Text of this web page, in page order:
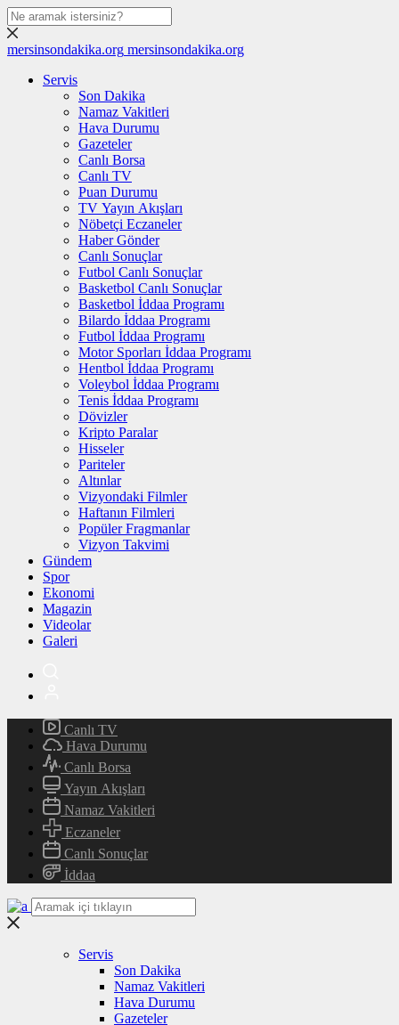
mersinsondakika.org mersinsondakika.org
Servis
Son Dakika
Namaz Vakitleri
Hava Durumu
Gazeteler
Canlı Borsa
Canlı TV
Puan Durumu
TV Yayın Akışları
Nöbetçi Eczaneler
Haber Gönder
Canlı Sonuçlar
Futbol Canlı Sonuçlar
Basketbol Canlı Sonuçlar
Basketbol İddaa Programı
Bilardo İddaa Programı
Futbol İddaa Programı
Motor Sporları İddaa Programı
Hentbol İddaa Programı
Voleybol İddaa Programı
Tenis İddaa Programı
Dövizler
Kripto Paralar
Hisseler
Pariteler
Altınlar
Vizyondaki Filmler
Haftanın Filmleri
Popüler Fragmanlar
Vizyon Takvimi
Gündem
Spor
Ekonomi
Magazin
Videolar
Galeri
Canlı TV
Hava Durumu
Canlı Borsa
Yayın Akışları
Namaz Vakitleri
Eczaneler
Canlı Sonuçlar
İddaa
Servis
Son Dakika
Namaz Vakitleri
Hava Durumu
Gazeteler